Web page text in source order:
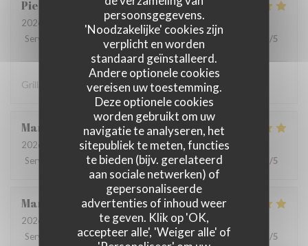
persoonsgegevens.
'Noodzakelijke' cookies zijn
verplicht en worden
standaard geïnstalleerd.
Andere optionele cookies
vereisen uw toestemming.
Deze optionele cookies
worden gebruikt om uw
navigatie te analyseren, het
sitepubliek te meten, functies
te bieden (bijv. gerelateerd
aan sociale netwerken) of
gepersonaliseerde
advertenties of inhoud weer
te geven. Klik op 'OK,
accepteer alle', 'Weiger alle' of
Pierre
2026-07-31
- 19:30 - Gasten 8
Service
5 /5 Keuken /5 Kwaliteit / Prijs /5
Grillades à recommander
Martine
2026-08-01
- 12:15 - Gasten 2
Service
Atmosfeer :4/5 Keuken:5 /5 Kwaliteit / Prijs /5
Marie-catherine P
2026-08-02
- 12:45 - Gasten 4
Service
Atmosfeer: 5/5 Keuken: 5/5 Kwaliteit / Prijs /5